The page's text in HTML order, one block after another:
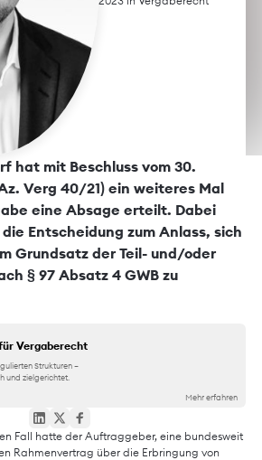
hat mit Beschluss vom 30.
Verg 40/21) ein weiteres Mal
eine Absage erteilt. Dabei
Entscheidung zum Anlass, sich
Grundsatz der Teil- und/oder
§ 97 Absatz 4 GWB zu
Vergaberecht
Strukturen –
und zielgerichtet.
Mehr erfahren
Fall hatte der Auftraggeber, eine bundesweit
Rahmenvertrag über die Erbringung von